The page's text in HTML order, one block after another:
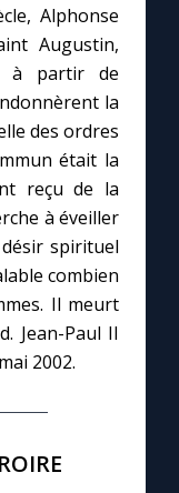
Alphonse
Augustin,
à partir de
la
des ordres
était la
reçu de la
à éveiller
spirituel
combien
Il meurt
Jean-Paul II
2002.